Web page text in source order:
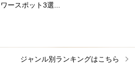
ワースポット3選...
ジャンル別ランキングはこちら